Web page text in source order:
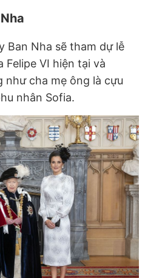
Ban Nha sẽ tham dự lễ
Felipe VI hiện tại và
như cha mẹ ông là cựu
nhân Sofia.